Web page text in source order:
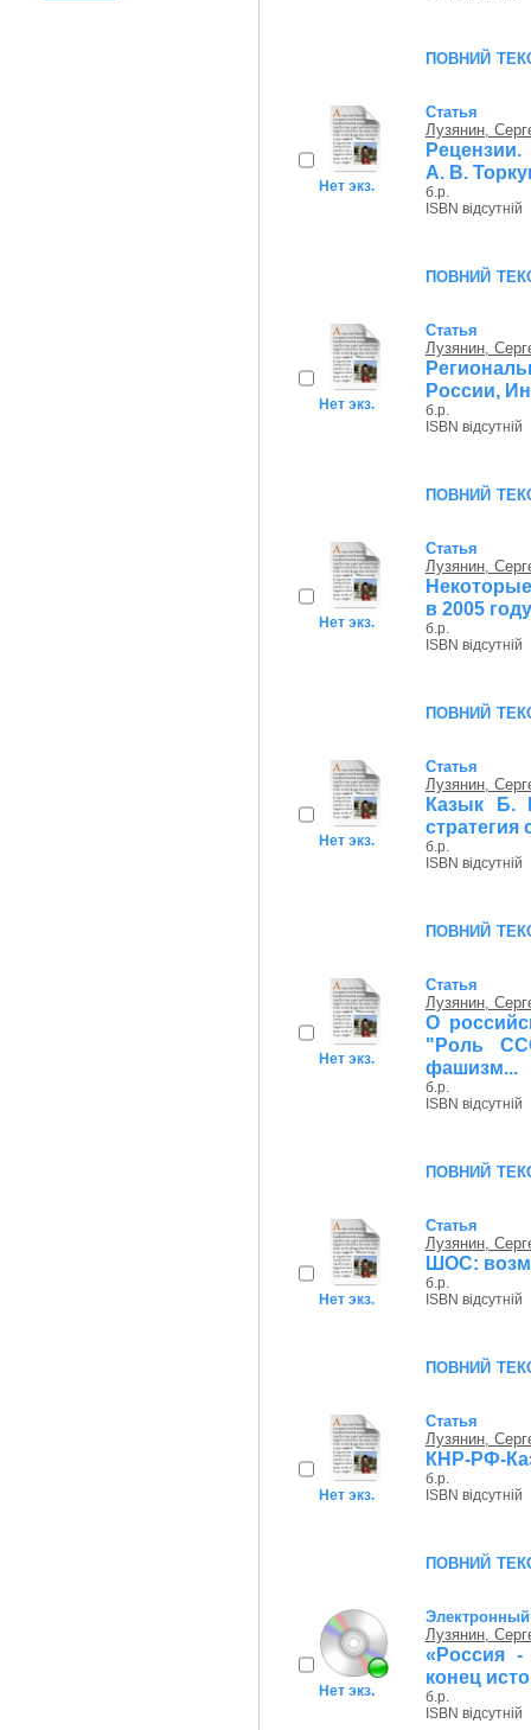
повний
Нет экз.
Статья
Лузянин,
А. В.
б.р.
ISBN відсутній
повний
Нет экз.
Статья
Лузянин,
России,
б.р.
ISBN відсутній
повний
Нет экз.
Статья
Лузянин,
в 2005 году
б.р.
ISBN відсутній
повний
Нет экз.
Статья
Лузянин,
Казык Б.
стратегия
б.р.
ISBN відсутній
повний
Нет экз.
Статья
Лузянин,
О
"Роль
фашизм...
б.р.
ISBN відсутній
повний
Нет экз.
Статья
Лузянин,
ШОС:
б.р.
ISBN відсутній
повний
Нет экз.
Статья
Лузянин,
КНР-РФ-
б.р.
ISBN відсутній
повний
Нет экз.
Электронный
Лузянин,
«Россия
конец
б.р.
ISBN відсутній